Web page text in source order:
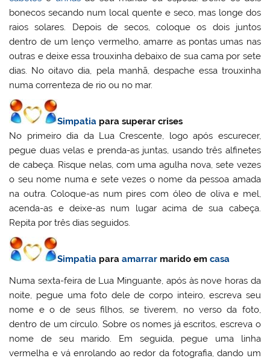
bonecos secando num local quente e seco, mas longe dos
raios solares. Depois de secos, coloque os dois juntos
dentro de um lenço vermelho, amarre as pontas umas nas
outras e deixe essa trouxinha debaixo de sua cama por sete
dias. No oitavo dia, pela manhã, despache essa trouxinha
numa correnteza de rio ou no mar.
Simpatia para superar crises
No primeiro dia da Lua Crescente, logo após escurecer,
pegue duas velas e prenda-as juntas, usando três alfinetes
de cabeça. Risque nelas, com uma agulha nova, sete vezes
o seu nome numa e sete vezes o nome da pessoa amada
na outra. Coloque-as num pires com óleo de oliva e mel,
acenda-as e deixe-as num lugar acima de sua cabeça.
Repita por três dias seguidos.
Simpatia paraamarrar marido emcasa
Numa sexta-feira de Lua Minguante, após às nove horas da
noite, pegue uma foto dele de corpo inteiro, escreva seu
nome e o de seus filhos, se tiverem, no verso da foto,
dentro de um círculo. Sobre os nomes já escritos, escreva o
nome de seu marido. Em seguida, pegue uma linha
vermelha e vá enrolando ao redor da fotografia, dando um